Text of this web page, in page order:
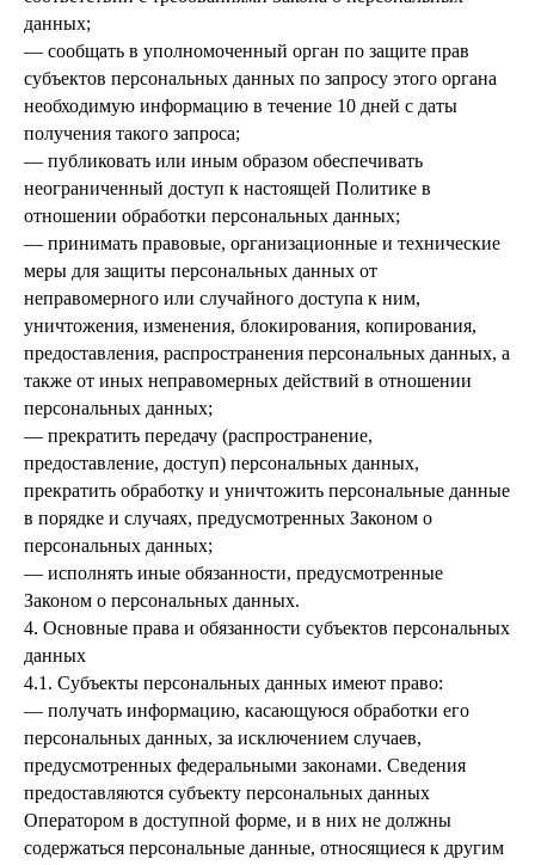
данных;
— сообщать в уполномоченный орган по защите прав
субъектов персональных данных по запросу этого органа
необходимую информацию в течение 10 дней с даты
получения такого запроса;
— публиковать или иным образом обеспечивать
неограниченный доступ к настоящей Политике в
отношении обработки персональных данных;
— принимать правовые, организационные и технические
меры для защиты персональных данных от
неправомерного или случайного доступа к ним,
уничтожения, изменения, блокирования, копирования,
предоставления, распространения персональных данных, а
также от иных неправомерных действий в отношении
персональных данных;
— прекратить передачу (распространение,
предоставление, доступ) персональных данных,
прекратить обработку и уничтожить персональные данные
в порядке и случаях, предусмотренных Законом о
персональных данных;
— исполнять иные обязанности, предусмотренные
Законом о персональных данных.
4. Основные права и обязанности субъектов персональных
данных
4.1. Субъекты персональных данных имеют право:
— получать информацию, касающуюся обработки его
персональных данных, за исключением случаев,
предусмотренных федеральными законами. Сведения
предоставляются субъекту персональных данных
Оператором в доступной форме, и в них не должны
содержаться персональные данные, относящиеся к другим